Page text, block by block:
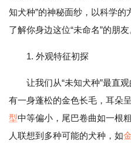
知犬种”的神秘面纱，以科学
了解你身边这位“未命名”的朋友
1. 外观特征初探
让我们从“未知犬种”最直
有一身蓬松的金色长毛，耳朵
型中等偏小，尾巴卷曲如一根
人联想到多种可能的犬种，如